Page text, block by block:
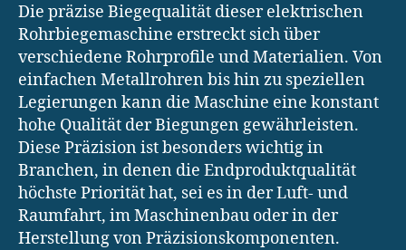
Die präzise Biegequalität dieser elektrischen
Rohrbiegemaschine erstreckt sich über
verschiedene Rohrprofile und Materialien. Von
einfachen Metallrohren bis hin zu speziellen
Legierungen kann die Maschine eine konstant
hohe Qualität der Biegungen gewährleisten.
Diese Präzision ist besonders wichtig in
Branchen, in denen die Endproduktqualität
höchste Priorität hat, sei es in der Luft- und
Raumfahrt, im Maschinenbau oder in der
Herstellung von Präzisionskomponenten.